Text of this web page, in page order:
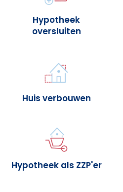
Hypotheek
oversluiten
Huis verbouwen
Hypotheek als ZZP'er